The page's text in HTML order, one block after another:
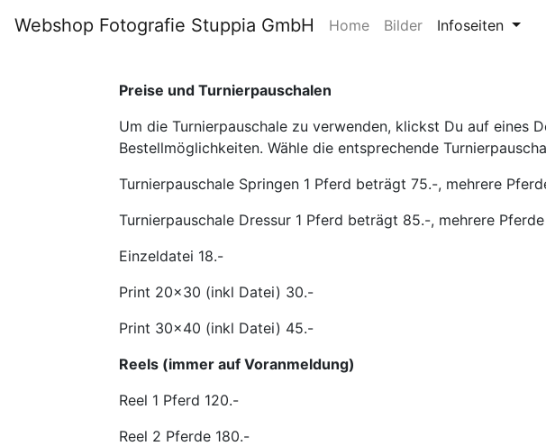
Webshop Fotografie Stuppia GmbH Home Bilder Infoseiten
Preise und Turnierpauschalen
Um die Turnierpauschale zu verwenden, klickst Du auf eines
Bestellmöglichkeiten. Wähle die entsprechende
Turnierpauschale Springen 1 Pferd beträgt 75.-, mehrere
Turnierpauschale Dressur 1 Pferd beträgt 85.-, mehrere
Einzeldatei 18.-
Print 20x30 (inkl Datei) 30.-
Print 30x40 (inkl Datei) 45.-
Reels (immer auf Voranmeldung)
Reel 1 Pferd 120.-
Reel 2 Pferde 180.-